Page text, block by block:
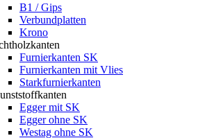
B1 / Gips
Verbundplatten
Krono
Furnierkanten SK
Furnierkanten mit Vlies
Starkfurnierkanten
Egger mit SK
Egger ohne SK
Westag ohne SK